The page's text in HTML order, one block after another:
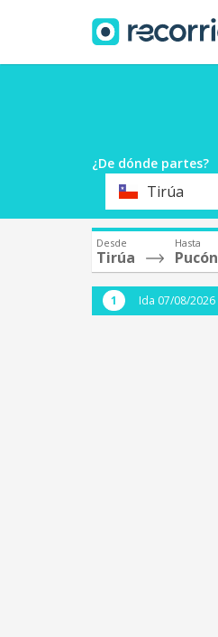
¿De dónde partes?
Origen Tirúa
Desde
Tirúa
Hasta
Pucón
Ida 07/08/2026